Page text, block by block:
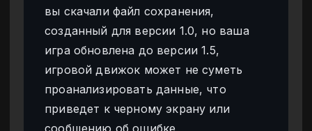
вы скачали файл сохранения,
созданный для версии 1.0, но ваша
игра обновлена до версии 1.5,
игровой движок может не суметь
проанализировать данные, что
приведет к черному экрану или